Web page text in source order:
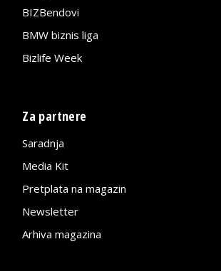
BIZBendovi
BMW biznis liga
Bizlife Week
Za partnere
Saradnja
Media Kit
Pretplata na magazin
Newsletter
Arhiva magazina